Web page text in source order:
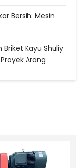
Bersih: Mesin
Kayu Shuliy
Arang